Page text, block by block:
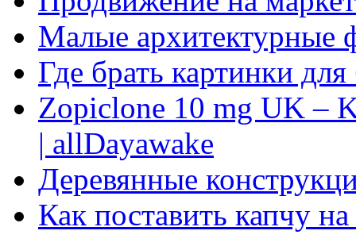
Малые архитектурные
Где брать картинки
Zopiclone 10 mg UK –
| allDayawake
Деревянные
Как поставить капчу